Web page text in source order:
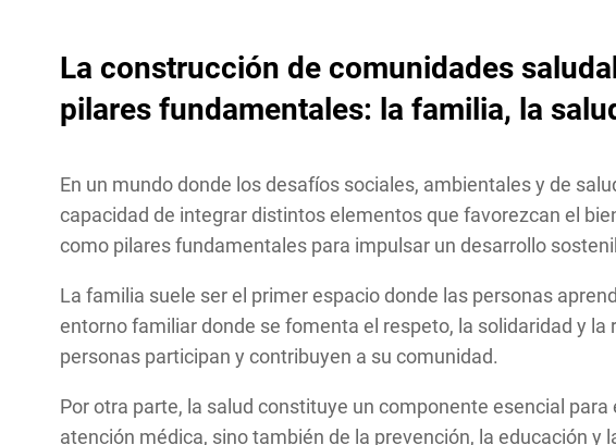
La construcción de comunidades
pilares fundamentales: la familia, la
En un mundo donde los desafíos sociales, ambientales y de
capacidad de integrar distintos elementos que favorezcan el
como pilares fundamentales para impulsar un desarrollo
La familia suele ser el primer espacio donde las personas
entorno familiar donde se fomenta el respeto, la solidaridad y
personas participan y contribuyen a su comunidad.
Por otra parte, la salud constituye un componente esencial
atención médica, sino también de la prevención, la educación